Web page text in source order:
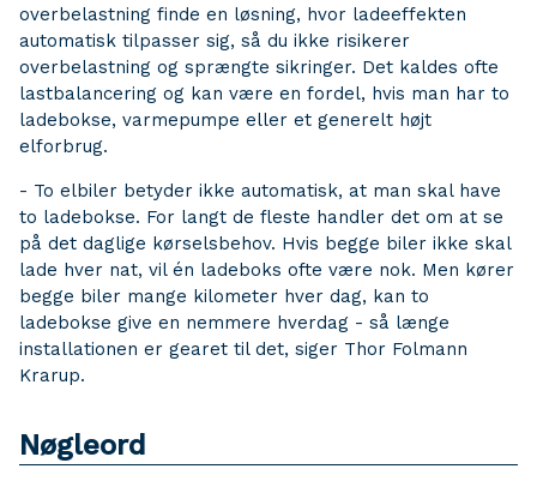
overbelastning finde en løsning, hvor ladeeffekten
automatisk tilpasser sig, så du ikke risikerer
overbelastning og sprængte sikringer. Det kaldes ofte
lastbalancering og kan være en fordel, hvis man har to
ladebokse, varmepumpe eller et generelt højt
elforbrug.
- To elbiler betyder ikke automatisk, at man skal have
to ladebokse. For langt de fleste handler det om at se
på det daglige kørselsbehov. Hvis begge biler ikke skal
lade hver nat, vil én ladeboks ofte være nok. Men kører
begge biler mange kilometer hver dag, kan to
ladebokse give en nemmere hverdag - så længe
installationen er gearet til det, siger Thor Folmann
Krarup.
Nøgleord